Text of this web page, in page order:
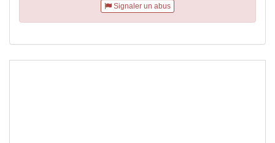
Signaler un abus